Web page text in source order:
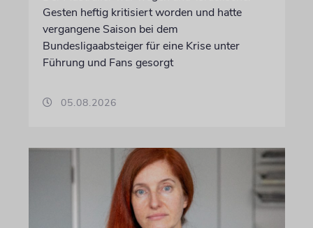
Gesten heftig kritisiert worden und hatte
vergangene Saison bei dem
Bundesligaabsteiger für eine Krise unter
Führung und Fans gesorgt
05.08.2026